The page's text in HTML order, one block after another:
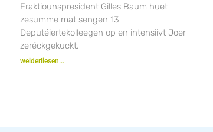
Fraktiounspresident Gilles Baum huet
zesumme mat sengen 13
Deputéiertekolleegen op en intensiivt Joer
zeréckgekuckt.
weiderliesen...